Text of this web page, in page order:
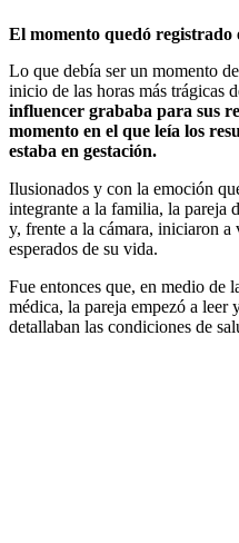
El momento quedó registrado
Lo que debía ser un momento
inicio de las horas más trágicas
influencer grababa para sus
momento en el que leía los
estaba en gestación.
Ilusionados y con la emoción
integrante a la familia, la pareja
y, frente a la cámara, iniciaron
esperados de su vida.
Fue entonces que, en medio de
médica, la pareja empezó a leer
detallaban las condiciones de